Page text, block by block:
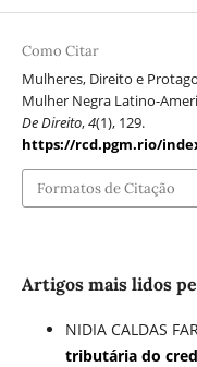
Como Citar
Mulheres, Direito e
Mulher Negra Latino-
De Direito,4(1), 129.
https://rcd.pgm.rio/
Formatos de Citação
Artigos mais lidos
NIDIA CALDAS
tributária do